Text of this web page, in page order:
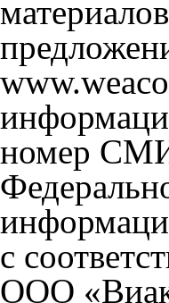
номер
с
ООО